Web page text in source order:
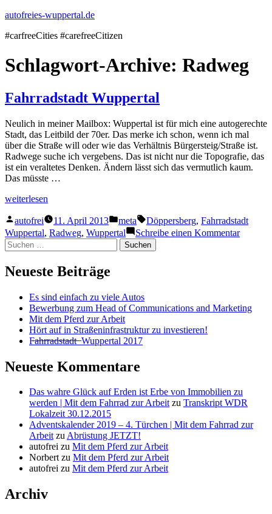
Zum
springen
autofreies-wuppertal.de
#carfreeCities #carefreeCitizen
Schlagwort-Archive: Radweg
Fahrradstadt Wuppertal
Neulich in meiner Mailbox: Wuppertal ist für mich eine autogerechte
Stadt, das Leitbild der 70er. Das merke ich schon, wenn ich mal
über die Straße will oder wie das Verhältnis Bürgersteig/Straße ist.
Radwege suche ich vergebens. Das ist nicht nur die Topografie, das
ist ein veraltetes Denken. Ändern lässt sich das vermutlich kaum.
Das müsste …
„Fahrradstadt
weiterlesen
Veröffentlicht
von
autofrei 11. April 2013
Veröffentlicht
in
meta Schlagwörter:
Döppersberg, Fahrradstadt
Wuppertal, Radweg, Wuppertal Schreibe einen Kommentarzu
Suchen
nach:
Neueste Beiträge
Es sind einfach zu viele Autos
Bewerbung zum Head of Communications and Marketing
Mit dem Pferd zur Arbeit
Hört auf in Straßeninfrastruktur zu investieren!
F̶a̶h̶r̶r̶a̶d̶s̶t̶a̶d̶t̶ ̶ Wuppertal 2017
Neueste Kommentare
Das wahre Glück auf Erden ist Erbe von Immobilien zu
werden | Mit dem Fahrrad zur Arbeitzu Transkript WDR
Lokalzeit 30.12.2015
Adventskalender 2019 – 4. Türchen | Mit dem Fahrrad zur
ArbeitzuAbrüstung JETZT!
autofrei zu Mit dem Pferd zur Arbeit
Norbertzu Mit dem Pferd zur Arbeit
autofrei zu Mit dem Pferd zur Arbeit
Archiv